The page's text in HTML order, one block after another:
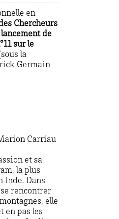
en
Chercheurs
lancement de
sur le
la
Germain
Carriau
et sa
la plus
Inde. Dans
rencontrer
elle
en pas les